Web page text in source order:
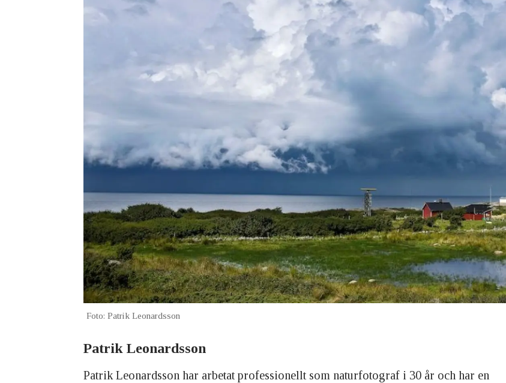
Foto: Patrik Leonardsson
Patrik Leonardsson
Patrik Leonardsson har arbetat professionellt som naturfotograf i 30 år och har en